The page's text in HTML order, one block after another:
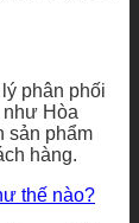
phân phối
như Hòa
sản phẩm
hàng.
thế nào?